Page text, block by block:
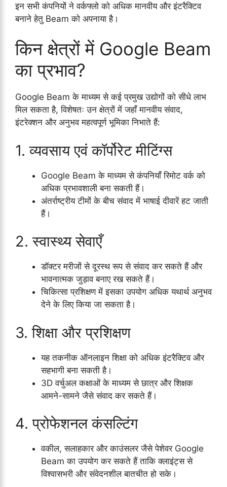
इन सभी कंपनियों ने वर्कफ्लो को अधिक मानवीय और इंटरैक्टिव
बनाने हेतु Beam को अपनाया है।
किन क्षेत्रों में Google Beam
का प्रभाव?
Google Beam के माध्यम से कई प्रमुख उद्योगों को सीधे लाभ
मिल सकता है, विशेषतः उन क्षेत्रों में जहाँ मानवीय संवाद,
इंटरेक्शन और अनुभव महत्वपूर्ण भूमिका निभाते हैं:
1. व्यवसाय एवं कॉर्पोरेट मीटिंग्स
Google Beam के माध्यम से कंपनियाँ रिमोट वर्क को
अधिक प्रभावशाली बना सकती हैं।
अंतर्राष्ट्रीय टीमों के बीच संवाद में भाषाई दीवारें हट जाती
हैं।
2. स्वास्थ्य सेवाएँ
डॉक्टर मरीजों से दूरस्थ रूप से संवाद कर सकते हैं और
भावनात्मक जुड़ाव बनाए रख सकते हैं।
चिकित्सा प्रशिक्षण में इसका उपयोग अधिक यथार्थ अनुभव
देने के लिए किया जा सकता है।
3. शिक्षा और प्रशिक्षण
यह तकनीक ऑनलाइन शिक्षा को अधिक इंटरैक्टिव और
सहभागी बना सकती है।
3D वर्चुअल कक्षाओं के माध्यम से छात्र और शिक्षक
आमने-सामने जैसे संवाद कर सकते हैं।
4. प्रोफेशनल कंसल्टिंग
वकील, सलाहकार और काउंसलर जैसे पेशेवर Google
Beam का उपयोग कर सकते हैं ताकि क्लाइंट्स से
विश्वासभरी और संवेदनशील बातचीत हो सके।